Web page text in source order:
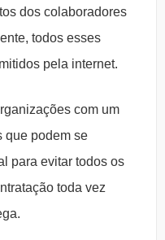
dos colaboradores
todos esses
pela internet.
com um
que podem se
para evitar todos os
toda vez